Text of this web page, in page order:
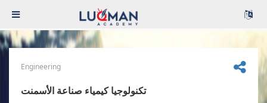
Engineering
تكنولوجيا كيمياء صناعة الأسمنت